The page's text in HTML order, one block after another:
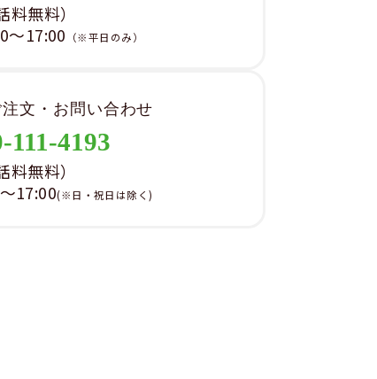
料無料）
～17:00
（※平日のみ）
文・お問い合わせ
111-4193
料無料）
17:00(※日・祝日は除く)